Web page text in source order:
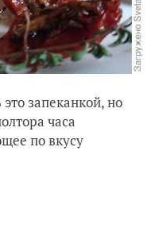
запеканкой, но
часа
по вкусу